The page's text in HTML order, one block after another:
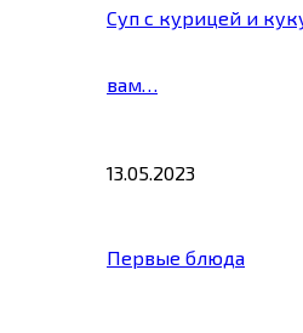
Суп с курицей и
вам…
13.05.2023
Первые блюда